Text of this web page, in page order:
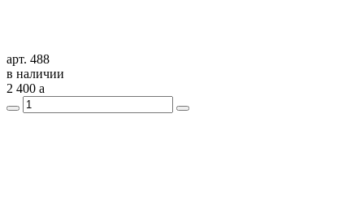
арт. 488
в наличии
2 400 a